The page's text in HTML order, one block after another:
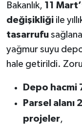
Bakanlık, 11
değişikliğiile
tasarrufu
yağmur suyu
hale getirildi.
Depo hacmi
Parsel
projeler,